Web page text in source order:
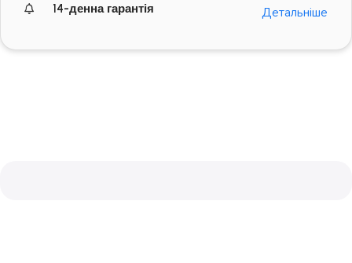
14-денна гарантія Детальніше